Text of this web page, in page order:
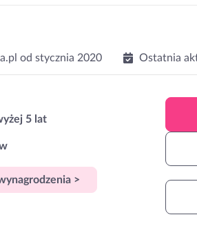
od stycznia 2020 Ostatnia
5 lat
>